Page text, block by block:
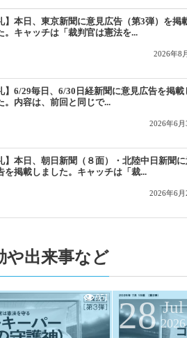
】本日、東京新聞に意見広告（第3弾）を掲
。キャッチは「裁判官は憲法を...
2026年8
】6/29毎日、6/30日経新聞に意見広告を掲載
。内容は、前回と同じで...
2026年6月
】本日、朝日新聞（８面）・北陸中日新聞
を掲載しました。キャッチは「裁...
2026年6月
や出来事など
951 28 Jul
2026